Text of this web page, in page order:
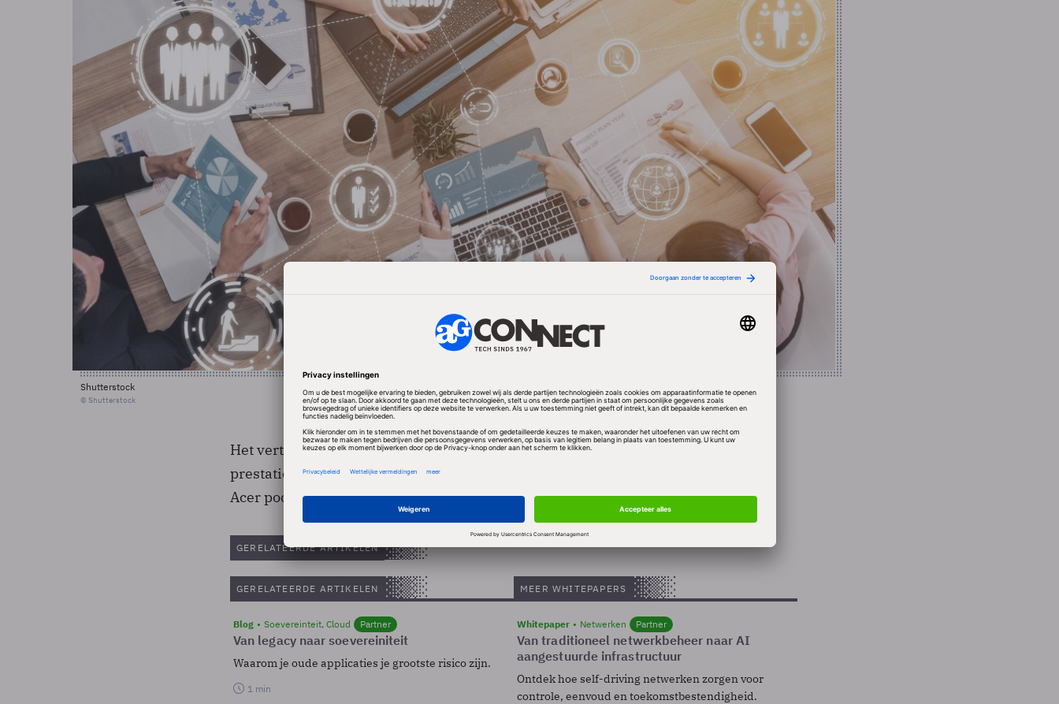
Shutterstock
© Shutterstock
Het vertrek van de topman komt kort nadat Acer bekend had gemaakt dat de
prestaties in het eerste kwartaal onder de verwachtingen zullen uitkomen.
Acer poogt een grote speler op de wereldwijde tabletmarkt te worden.
GERELATEERDE ARTIKELEN
GERELATEERDE ARTIKELEN
Blog Soevereinteit, Cloud Partner
Van legacy naar soevereiniteit
Waarom je oude applicaties je grootste risico zijn.
1 min
MEER WHITEPAPERS
Whitepaper Netwerken Partner
Van traditioneel netwerkbeheer naar AI
aangestuurde infrastructuur
Ontdek hoe self-driving netwerken zorgen voor
controle, eenvoud en toekomstbestendigheid.